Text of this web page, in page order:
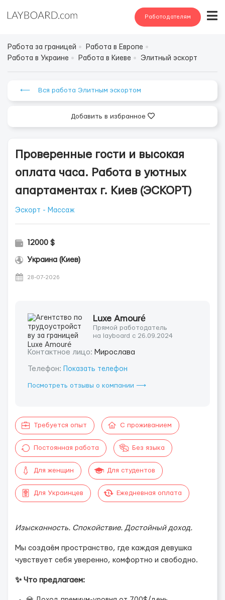
Работодателям
Работа за границей
Работа в Европе
Работа в Украине
Работа в Киеве Элитный эскорт
⟵ Вся работа Элитным эскортом
Добавить в избранное
Проверенные гости и высокая
оплата часа. Работа в уютных
апартаментах г. Киев (ЭСКОРТ)
Эскорт - Массаж
12000 $
Украина (Киев)
28-07-2026
Luxe Amouré
Прямой работодатель
на layboard с 26.09.2024
Контактное лицо: Мирослава
Телефон: Показать телефон
Посмотреть отзывы о компании ⟶
Требуется опыт С проживанием
Постоянная работа Без языка
Для женщин Для студентов
Для Украинцев Ежедневная оплата
Изысканность. Спокойствие. Достойный доход.
Мы создаём пространство, где каждая девушка
чувствует себя уверенно, комфортно и свободно.
✨ Что предлагаем: